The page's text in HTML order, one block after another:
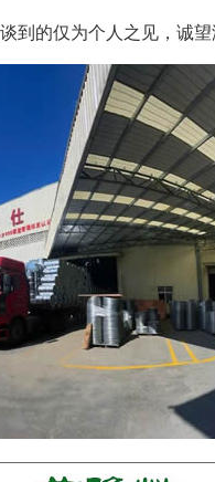
到的仅为个人之见，诚望